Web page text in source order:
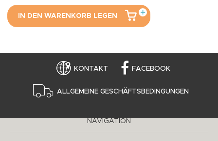
IN DEN WARENKORB LEGEN
KONTAKT FACEBOOK
ALLGEMEINE GESCHÄFTSBEDINGUNGEN
NAVIGATION